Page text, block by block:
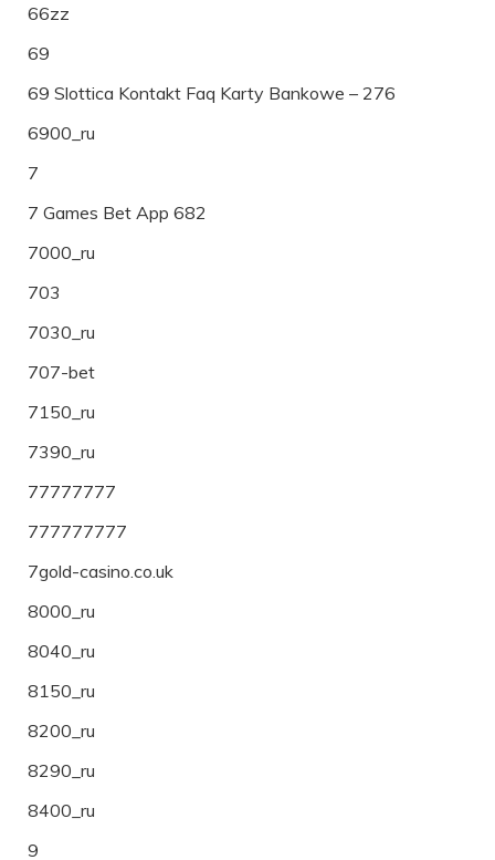
66zz
69
69 Slottica Kontakt Faq Karty Bankowe – 276
6900_ru
7
7 Games Bet App 682
7000_ru
703
7030_ru
707-bet
7150_ru
7390_ru
77777777
777777777
7gold-casino.co.uk
8000_ru
8040_ru
8150_ru
8200_ru
8290_ru
8400_ru
9